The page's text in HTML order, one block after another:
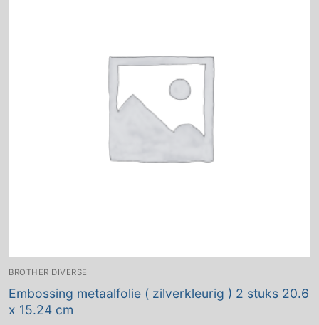
BROTHER DIVERSE
Embossing metaalfolie ( zilverkleurig ) 2 stuks 20.6
x 15.24 cm